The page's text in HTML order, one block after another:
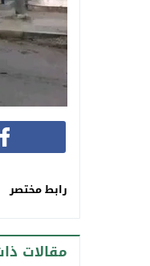
رابط مختصر
مقالات